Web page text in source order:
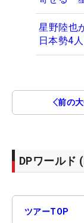
星野陸也
日本勢4
前の
DPワールド
ツアーTOP